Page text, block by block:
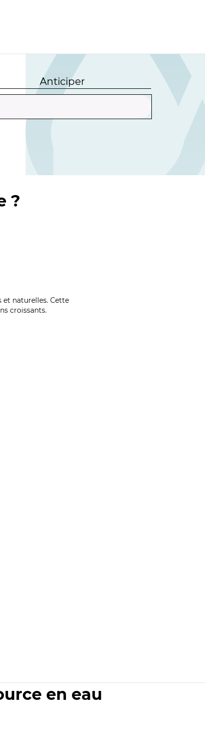
Anticiper
?
et naturelles. Cette
croissants.
en eau